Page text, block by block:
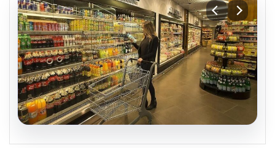
05.08.2026